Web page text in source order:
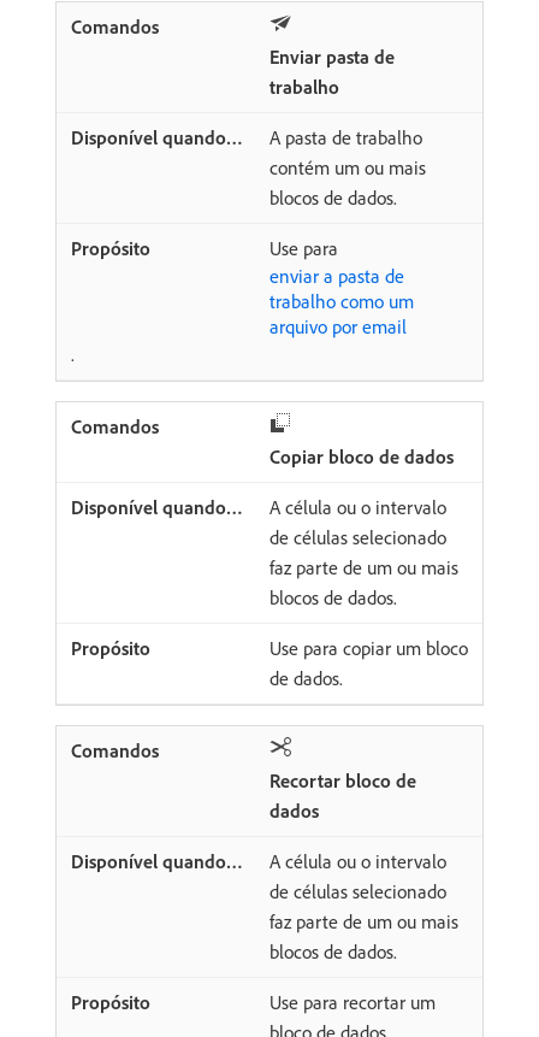
Enviar pasta de
trabalho
A pasta de trabalho
contém um ou mais
blocos de dados.
Use para
enviar a pasta de
trabalho como um
arquivo por email
.
Copiar bloco de dados
A célula ou o intervalo
de células selecionado
faz parte de um ou mais
blocos de dados.
Use para copiar um bloco
de dados.
Recortar bloco de
dados
A célula ou o intervalo
de células selecionado
faz parte de um ou mais
blocos de dados.
Use para recortar um